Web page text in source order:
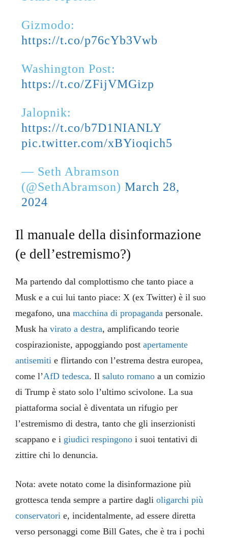
Gizmodo:
https://t.co/p76cYb3Vwb
Washington Post:
https://t.co/ZFijVMGizp
Jalopnik:
https://t.co/b7D1NIANLY
pic.twitter.com/xBYioqich5
— Seth Abramson
(@SethAbramson) March 28,
2024
Il manuale della disinformazione
(e dell’estremismo?)
Ma partendo dal complottismo che tanto piace a
Musk e a cui lui tanto piace: X (ex Twitter) è il suo
megafono, unamacchina di propaganda personale.
Musk havirato a destra, amplificando teorie
cospirazioniste, appoggiando postapertamente
antisemiti e flirtando con l’estrema destra europea,
come l’AfD tedesca. Ilsaluto romano a un comizio
di Trump è stato solo l’ultimo scivolone. La sua
piattaforma social è diventata un rifugio per
l’estremismo di destra, tanto che gli inserzionisti
scappano e i giudici respingono i suoi tentativi di
zittire chi lo denuncia.
Nota: avete notato come la disinformazione più
grottesca tenda sempre a partire daglioligarchi più
conservatori e, incidentalmente, ad essere diretta
verso personaggi come Bill Gates, che è tra i pochi